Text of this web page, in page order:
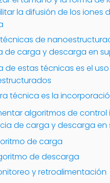
la difusión de los iones
técnicas de
de carga y descarga en
de estas técnicas es el
técnica es la
algoritmos de
de carga y descarga
de carga
de descarga
y retroalimentación